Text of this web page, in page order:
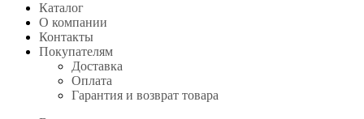
Каталог
О компании
Контакты
Покупателям
Доставка
Оплата
Гарантия и возврат товара